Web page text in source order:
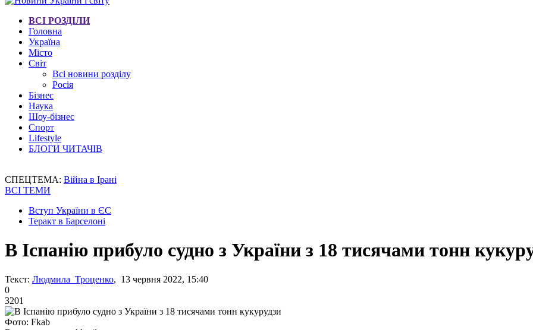
ВСІ РОЗДІЛИ
Головна
Україна
Місто
Світ
Всі новини розділу
Росія
Бізнес
Наука
Шоу-бізнес
Спорт
Lifestyle
БЛОГИ ЧИТАЧІВ
СПЕЦТЕМА: Війна в Ірані
ВСІ ТЕМИ
Вступ України в ЄС
Теракт в Барселоні
В Іспанію прибуло судно з України з 18 тисячами тонн
Текст: Людмила Троценко, 13 червня 2022, 15:40
0
3201
Фото: Fkab